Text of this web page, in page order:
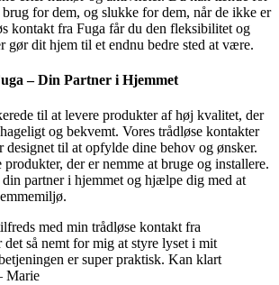
brug for dem, og slukke for dem, når de ikke er
kontakt fra Fuga får du den fleksibilitet og
gør dit hjem til et endnu bedre sted at være.
– Din Partner i Hjemmet
til at levere produkter af høj kvalitet, der
og bekvemt. Vores trådløse kontakter
designet til at opfylde dine behov og ønsker.
der er nemme at bruge og installere.
partner i hjemmet og hjælpe dig med at
med min trådløse kontakt fra
det så nemt for mig at styre lyset i mit
er super praktisk. Kan klart
Marie